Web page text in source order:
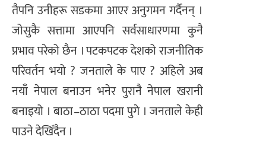
तैपनि उनीहरू सडकमा आएर अनुगमन गर्दैनन् ।
जोसुकै सत्तामा आएपनि सर्वसाधारणमा कुनै
प्रभाव परेको छैन । पटकपटक देशको राजनीतिक
परिवर्तन भयो ? जनताले के पाए ? अहिले अब
नयाँ नेपाल बनाउन भनेर पुरानै नेपाल खरानी
बनाइयो । बाठा–ठाठा पदमा पुगे । जनताले केही
पाउने देखिँदैन ।